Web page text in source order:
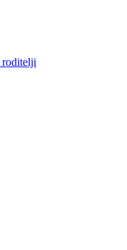
roditelji